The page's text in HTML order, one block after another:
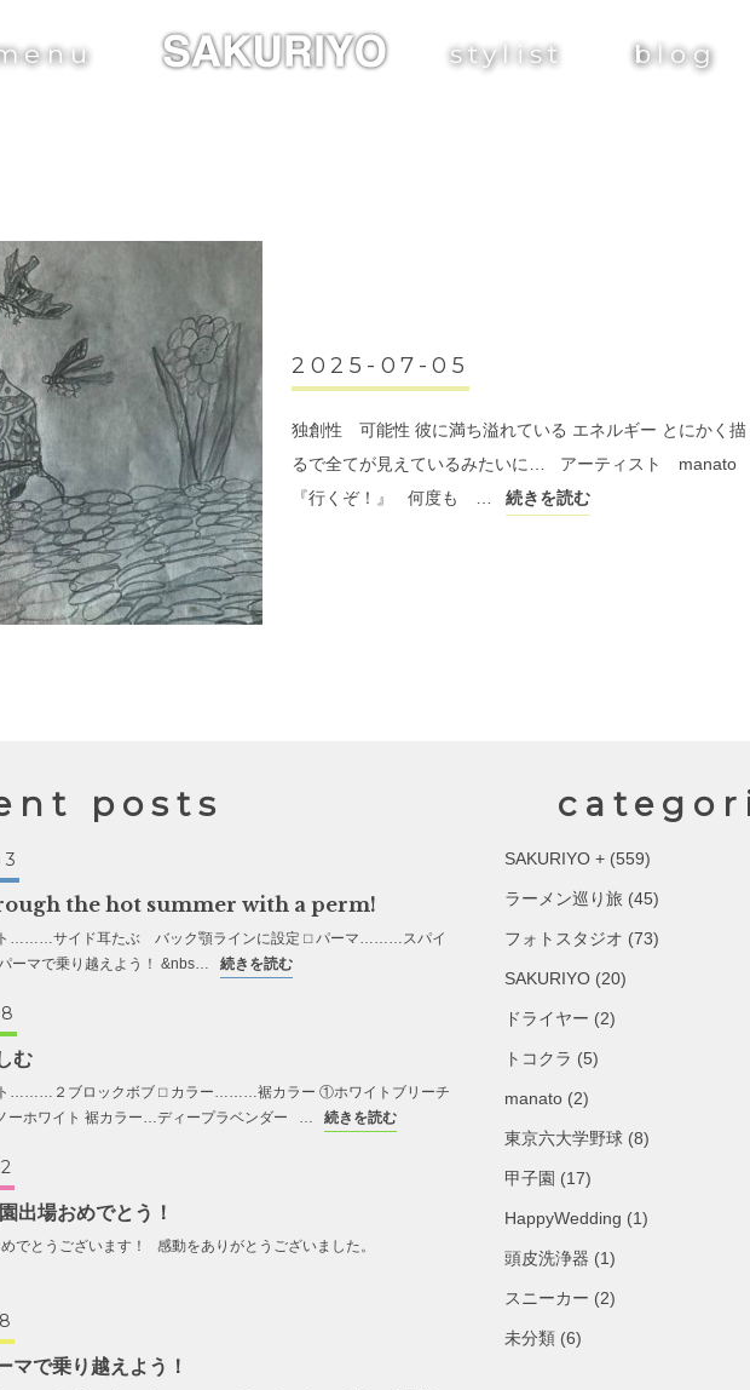
stylist blog
2025-07-05
独創性 可能性 彼に満ち溢れている エネルギー とにかく描
るで全てが見えているみたいに… アーティスト
『行くぞ！』 何度も …
続きを読む
posts
the hot summer with a perm!
………サイド耳たぶ バック顎ラインに設定 ⬜︎ パーマ………スパイ
ーマで乗り越えよう！ &nbs…
続きを読む
む
………２ブロックボブ ⬜︎ カラー………裾カラー ①ホワイトブリーチ
ホワイト 裾カラー…ディープラベンダー …
続きを読む
出場おめでとう！
でとうございます！ 感動をありがとうございました。
で乗り越えよう！
SAKURIYO + (559)
ラーメン巡り旅 (45)
フォトスタジオ (73)
SAKURIYO (20)
ドライヤー (2)
トコクラ (5)
manato (2)
東京六大学野球 (8)
甲子園 (17)
HappyWedding (1)
頭皮洗浄器 (1)
スニーカー (2)
未分類 (6)